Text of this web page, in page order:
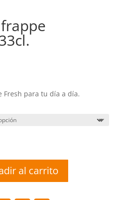
Fresh para tu día a día.
al carrito